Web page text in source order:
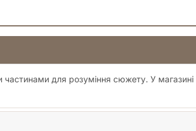
для розуміння сюжету. У